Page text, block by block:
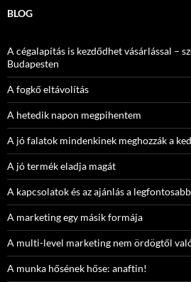
BLOG
A cégalapítás is kezdődhet vásárlással –
Budapesten
A fogkő eltávolítás
A hetedik napon megpihentem
A jó falatok mindenkinek meghozzák a
A jó termék eladja magát
A kapcsolatok és az ajánlás a legfontosabb
A marketing egy másik formája
A multi-level marketing nem ördögtől
A munka hősének hőse: anaftin!